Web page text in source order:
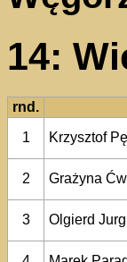
14:
rnd.
1
Krzysztof
2
Grażyna
3
Olgierd